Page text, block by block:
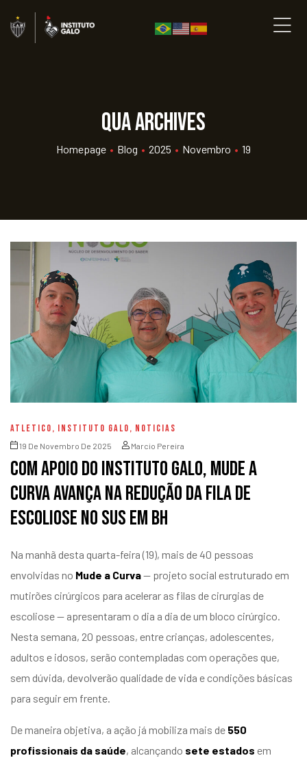
qua Archives
Homepage • Blog • 2025 • Novembro • 19
ATLETICO, INSTITUTO GALO, NOTICIAS
19 De Novembro De 2025 Marcio Pereira
Com apoio do Instituto Galo, Mude a
Curva avança na redução da fila de
escoliose no SUS em BH
Na manhã desta quarta-feira (19), mais de 40 pessoas
envolvidas no Mude a Curva— projeto social estruturado em
mutirões cirúrgicos para acelerar as filas de cirurgias de
escoliose — apresentaram o dia a dia de um bloco cirúrgico.
Nesta semana, 20 pessoas, entre crianças, adolescentes,
adultos e idosos, serão contempladas com operações que,
sem dúvida, devolverão qualidade de vida e condições básicas
para seguir em frente.
De maneira objetiva, a ação já mobiliza mais de 550
profissionais da saúde, alcançando sete estados em